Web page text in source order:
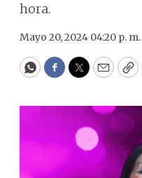
hora.
Mayo 20, 2024 04:20 p. m.
WhatsApp
Facebook
Twitter
Email